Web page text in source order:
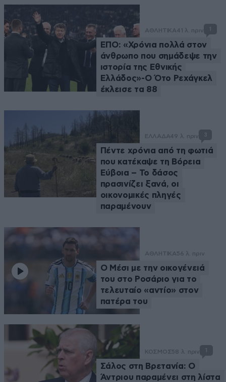
ΑΘΛΗΤΙΚΑ41 λ. πριν 1
ΕΠΟ: «Χρόνια πολλά στον
άνθρωπο που σημάδεψε την
ιστορία της Εθνικής
Ελλάδος»-Ο Ότο Ρεχάγκελ
έκλεισε τα 88
ΕΛΛΑΔΑ49 λ. πριν 3
Πέντε χρόνια από τη φωτιά
που κατέκαψε τη Βόρεια
Εύβοια – Το δάσος
πρασινίζει ξανά, οι
οικονομικές πληγές
παραμένουν
ΑΘΛΗΤΙΚΑ56 λ. πριν
Ο Μέσι με την οικογένειά
του στο Ροσάριο για το
τελευταίο «αντίο» στον
πατέρα του
ΚΟΣΜΟΣ58 λ. πριν 1
Σάλος στη Βρετανία: Ο
Άντριου παραμένει στη λίστα